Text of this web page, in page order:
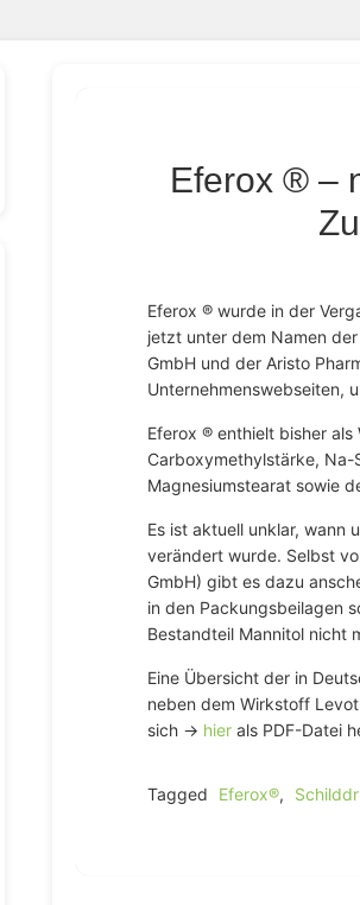
Eferox ® –
Eferox ® wurde in der
jetzt unter dem Namen
GmbH und der Aristo
Unternehmenswebseiten,
Eferox ® enthielt bisher
Carboxymethylstärke, Na-
Magnesiumstearat sowie
Es ist aktuell unklar, wann
verändert wurde. Selbst
GmbH) gibt es dazu
in den Packungsbeilagen
Bestandteil Mannitol nicht
Eine Übersicht der in
neben dem Wirkstoff
sich → hierals PDF-Datei
Tagged Eferox®,